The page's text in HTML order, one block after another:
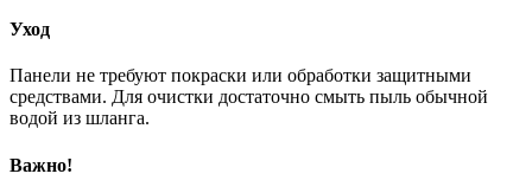
Уход
Панели не требуют покраски или обработки защитными
средствами. Для очистки достаточно смыть пыль обычной
водой из шланга.
Важно!